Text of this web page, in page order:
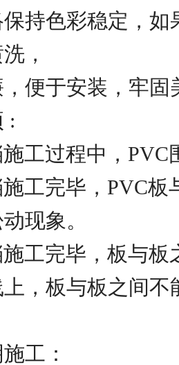
色彩稳定，如
，
于安装，牢固
:
过程中，PVC
完毕，PVC板
现象。
完毕，板与板
，板与板之间
工：